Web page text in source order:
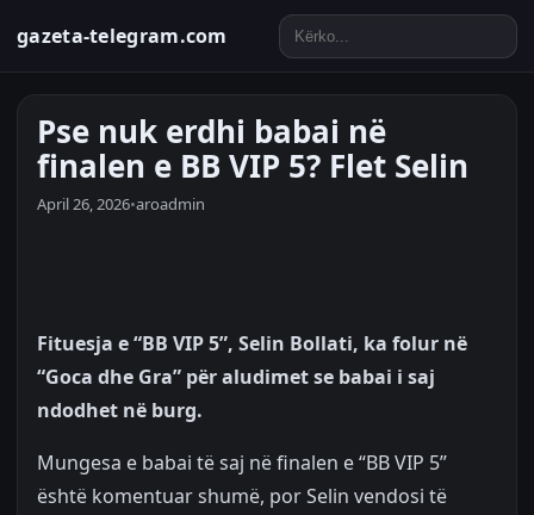
gazeta-telegram.com
Pse nuk erdhi babai në
finalen e BB VIP 5? Flet Selin
April 26, 2026•aroadmin
Fituesja e “BB VIP 5”, Selin Bollati, ka folur në
“Goca dhe Gra” për aludimet se babai i saj
ndodhet në burg.
Mungesa e babai të saj në finalen e “BB VIP 5”
është komentuar shumë, por Selin vendosi të